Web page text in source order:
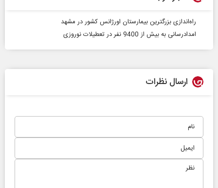
راه‌اندازی بزرگترین بیمارستان اورژانس کشور در مشهد
امدادرسانی به بیش از 9400 نفر در تعطیلات نوروزی
ارسال نظرات